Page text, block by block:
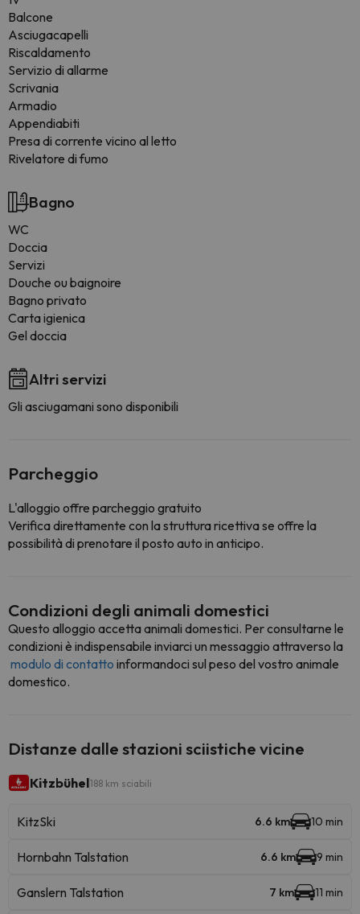
Balcone
Asciugacapelli
Riscaldamento
Servizio di allarme
Scrivania
Armadio
Appendiabiti
Presa di corrente vicino al letto
Rivelatore di fumo
Bagno
WC
Doccia
Servizi
Douche ou baignoire
Bagno privato
Carta igienica
Gel doccia
Altri servizi
Gli asciugamani sono disponibili
Parcheggio
L'alloggio offre parcheggio gratuito
Verifica direttamente con la struttura ricettiva se offre la
possibilità di prenotare il posto auto in anticipo.
Condizioni degli animali domestici
Questo alloggio accetta animali domestici. Per consultarne le
condizioni è indispensabile inviarci un messaggio attraverso la
modulo di contatto informandoci sul peso del vostro animale
domestico.
Distanze dalle stazioni sciistiche vicine
Kitzbühel188 km sciabili
KitzSki 6.6 km 10 min
Hornbahn Talstation 6.6 km 9 min
Ganslern Talstation 7 km 11 min